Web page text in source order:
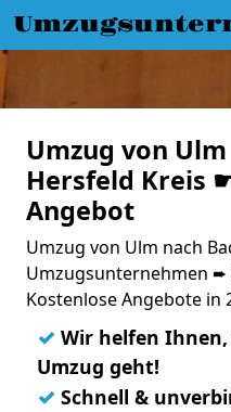
Umzug von
Hersfeld Kreis
Angebot
Umzug von Ulm nach
Umzugsunternehmen ➨
Kostenlose Angebote in
✓ Wir helfen
Umzug geht!
✓ Schnell &